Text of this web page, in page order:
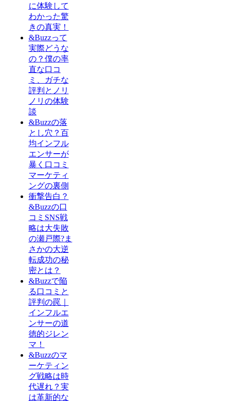
に体験して
わかった驚
きの真実！
&Buzzって
実際どうな
の？僕の率
直な口コ
ミ、ガチな
評判とノリ
ノリの体験
談
&Buzzの落
とし穴？百
均インフル
エンサーが
暴く口コミ
マーケティ
ングの裏側
衝撃告白？
&Buzzの口
コミSNS戦
略は大失敗
の瀬戸際?ま
さかの大逆
転成功の秘
密とは？
&Buzzで陥
る口コミと
評判の罠｜
インフルエ
ンサーの道
徳的ジレン
マ！
&Buzzのマ
ーケティン
グ戦略は時
代遅れ？実
は革新的な